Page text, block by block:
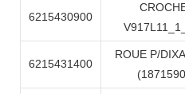
6215430900
6215431400
ROUE P/